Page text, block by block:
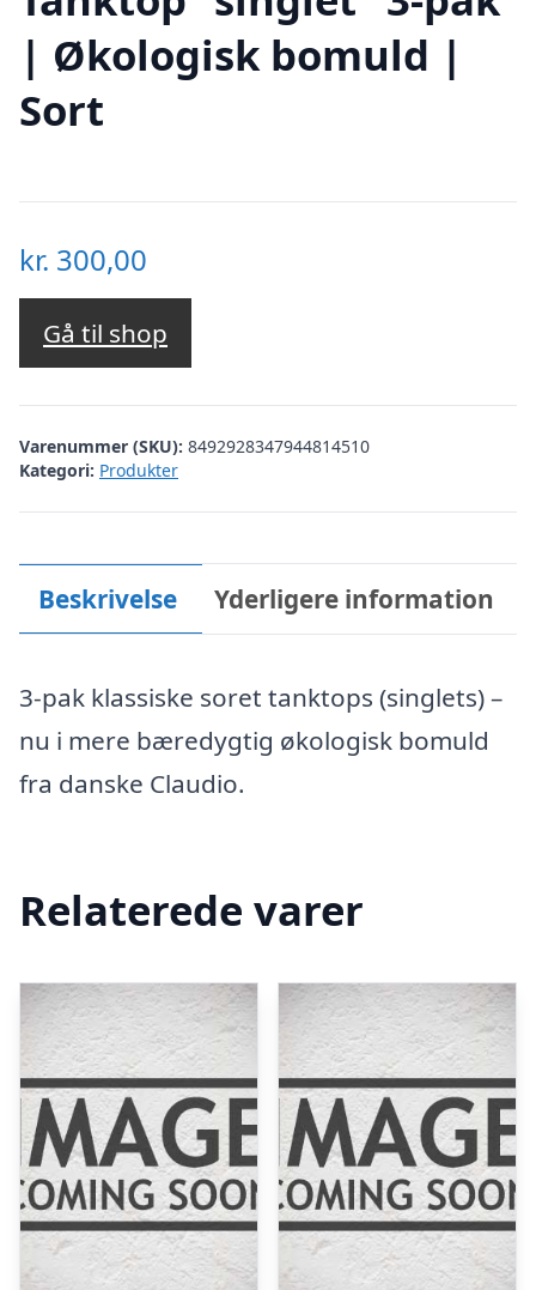
| Økologisk bomuld |
Sort
kr. 300,00
Gå til shop
Varenummer (SKU): 8492928347944814510
Kategori: Produkter
Beskrivelse Yderligere information
3-pak klassiske soret tanktops (singlets) –
nu i mere bæredygtig økologisk bomuld
fra danske Claudio.
Relaterede varer